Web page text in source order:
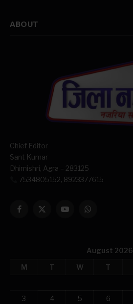
ABOUT
Chief Editor
Sant Kumar
Dhimishri, Agra – 283125
7534805152, 8923377615
Facebook
X
YouTubeWhatsApp
August 2026
M
T W T
3
4 5 6